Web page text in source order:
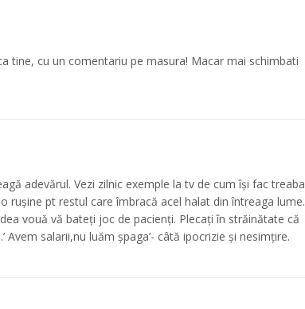
tine, cu un comentariu pe masura! Macar mai schimbati
adevărul. Vezi zilnic exemple la tv de cum își fac treaba
rușine pt restul care îmbracă acel halat din întreaga lume.
vouă vă bateți joc de pacienți. Plecați în străinătate că
salarii,nu luăm șpaga’- câtă ipocrizie și nesimțire.